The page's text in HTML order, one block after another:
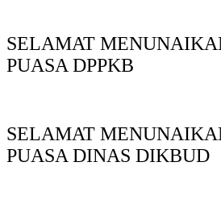
SELAMAT
PUASA DPPKB
SELAMAT
PUASA DINAS DIKBUD